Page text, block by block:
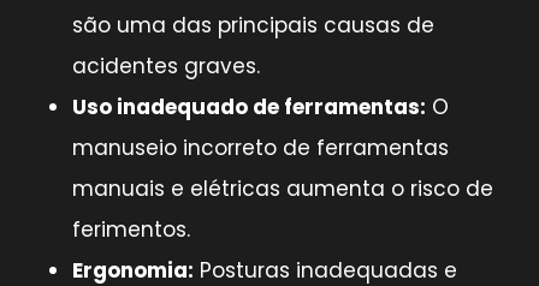
são uma das principais causas de
acidentes graves.
Uso inadequado de ferramentas: O
manuseio incorreto de ferramentas
manuais e elétricas aumenta o risco de
ferimentos.
Ergonomia: Posturas inadequadas e